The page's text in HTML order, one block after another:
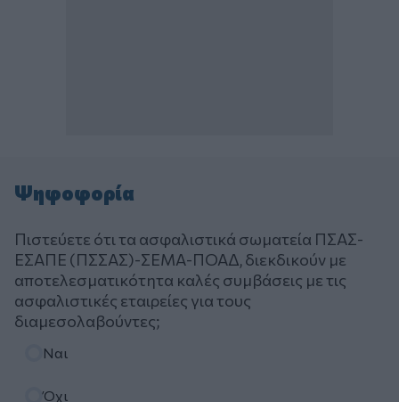
Ψηφοφορία
Πιστεύετε ότι τα ασφαλιστικά σωματεία ΠΣΑΣ-
ΕΣΑΠΕ (ΠΣΣΑΣ)-ΣΕΜΑ-ΠΟΑΔ, διεκδικούν με
αποτελεσματικότητα καλές συμβάσεις με τις
ασφαλιστικές εταιρείες για τους
διαμεσολαβούντες;
Ναι
Όχι